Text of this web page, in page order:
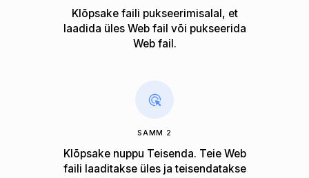
Klõpsake faili pukseerimisalal, et
laadida üles Web fail või pukseerida
Web fail.
SAMM 2
Klõpsake nuppu Teisenda. Teie Web
faili laaditakse üles ja teisendatakse